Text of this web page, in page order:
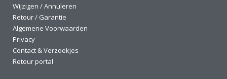
Wijzigen / Annuleren
Retour / Garantie
Algemene Voorwaarden
Privacy
Contact & Verzoekjes
Retour portal